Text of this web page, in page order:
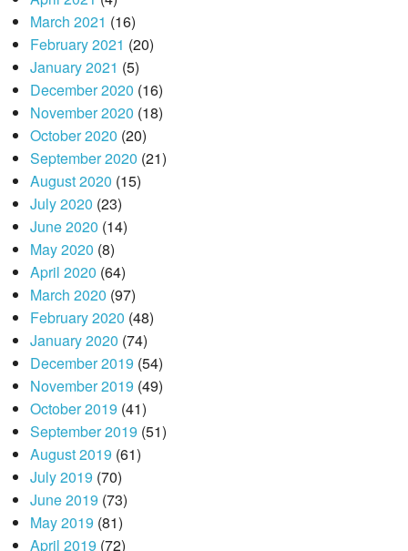
March 2021 (16)
February 2021 (20)
January 2021 (5)
December 2020 (16)
November 2020 (18)
October 2020 (20)
September 2020 (21)
August 2020 (15)
July 2020 (23)
June 2020 (14)
May 2020 (8)
April 2020 (64)
March 2020 (97)
February 2020 (48)
January 2020 (74)
December 2019 (54)
November 2019 (49)
October 2019 (41)
September 2019 (51)
August 2019 (61)
July 2019 (70)
June 2019 (73)
May 2019 (81)
April 2019 (72)